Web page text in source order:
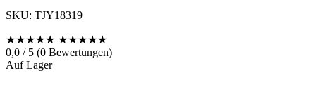
SKU: TJY18319
★★★★★ ★★★★★
0,0 / 5 (0 Bewertungen)
Auf Lager